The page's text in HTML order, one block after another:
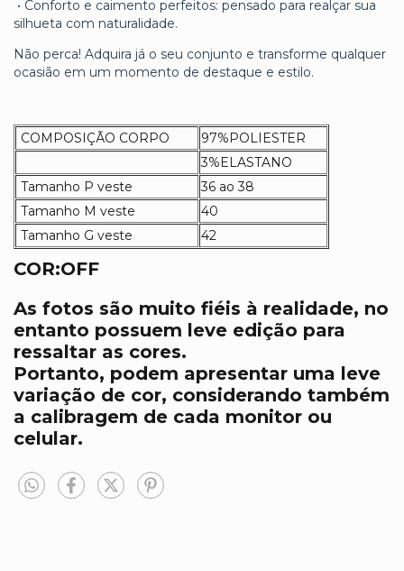
• Conforto e caimento perfeitos: pensado para realçar sua
silhueta com naturalidade.
Não perca! Adquira já o seu conjunto e transforme qualquer
ocasião em um momento de destaque e estilo.
COMPOSIÇÃO CORPO
97%POLIESTER
3%ELASTANO
Tamanho P veste
36 ao 38
Tamanho M veste
40
Tamanho G veste
42
COR:OFF
As fotos são muito fiéis à realidade, no
entanto possuem leve edição para
ressaltar as cores.
Portanto, podem apresentar uma leve
variação de cor, considerando também
a calibragem de cada monitor ou
celular.